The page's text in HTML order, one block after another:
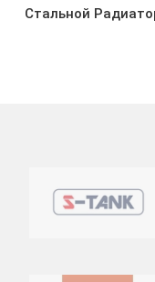
Стальной